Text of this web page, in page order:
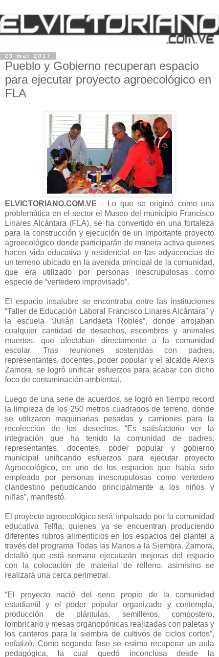
29 mar 2017
Pueblo y Gobierno recuperan espacio
para ejecutar proyecto agroecológico en
FLA
ELVICTORIANO.COM.VE- Lo que se originó como una
problemática en el sector el Museo del municipio Francisco
Linares Alcántara (FLA), se ha convertido en una fortaleza
para la construcción y ejecución de un importante proyecto
agroecológico donde participarán de manera activa quienes
hacen vida educativa y residencial en las adyacencias de
un terreno ubicado en la avenida principal de la comunidad,
que era utilizado por personas inescrupulosas como
especie de “vertedero improvisado”.
El espacio insalubre se encontraba entre las instituciones
“Taller de Educación Laboral Francisco Linares Alcántara” y
la escuela “Julián Landaeta Robles”, donde arrojaban
cualquier cantidad de desechos, escombros y animales
muertos, que afectaban directamente a la comunidad
escolar. Tras reuniones sostenidas con padres,
representantes, docentes, poder popular y el alcalde Alexis
Zamora, se logró unificar esfuerzos para acabar con dicho
foco de contaminación ambiental.
Luego de una serie de acuerdos, se logró en tiempo record
la limpieza de los 250 metros cuadrados de terreno, donde
se utilizaron maquinarias pesadas y camiones para la
recolección de los desechos. “Es satisfactorio ver la
integración que ha tenido la comunidad de padres,
representantes, docentes, poder popular y gobierno
municipal unificando esfuerzos para ejecutar proyecto
Agroecológico, en uno de los espacios que había sido
empleado por personas inescrupulosas como vertedero
clandestino perjudicando principalmente a los niños y
niñas”, manifestó.
El proyecto agroecológico será impulsado por la comunidad
educativa Telfla, quienes ya se encuentran produciendo
diferentes rubros alimenticios en los espacios del plantel a
través del programa Todas las Manos a la Siembra. Zamora,
detalló que está semana ejecutarán mejoras del espacio
con la colocación de material de relleno, asimismo se
realizará una cerca perimetral.
“El proyecto nació del seno propio de la comunidad
estudiantil y el poder popular organizado y contempla,
producción de plántulas, semilleros, compostero,
lombricario y mesas organopónicas realizadas con paletas y
los canteros para la siembra de cultivos de ciclos cortos”,
enfatizó. Como segunda fase se estima recuperar un aula
pedagógica, la cual quedó inconclusa desde la